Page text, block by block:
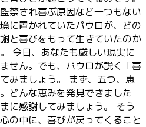
禁され喜ぶ原因など一つもない
に置かれていたパウロが、どの
と喜びをもって生きていたのか
今日、あなたも厳しい現実に
せん。でも、パウロが説く「喜
みましょう。 まず、五つ、恵
どんな恵みを発見できました
に感謝してみましょう。 そう
の中に、喜びが戻ってくること